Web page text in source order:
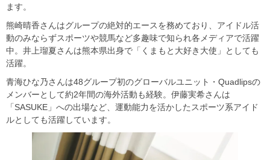
ます。
熊崎晴香さんはグループの絶対的エースを務めており、アイドル活
動のみならずスポーツや競馬など多趣味で知られ各メディアで活躍
中。井上瑠夏さんは熊本県出身で「くまもと大好き大使」としても
活躍。
青海ひな乃さんは48グループ初のグローバルユニット・Quadlipsの
メンバーとして約2年間の海外活動も経験。伊藤実希さんは
「SASUKE」への出場など、運動能力を活かしたスポーツ系アイド
ルとしても活躍しています。